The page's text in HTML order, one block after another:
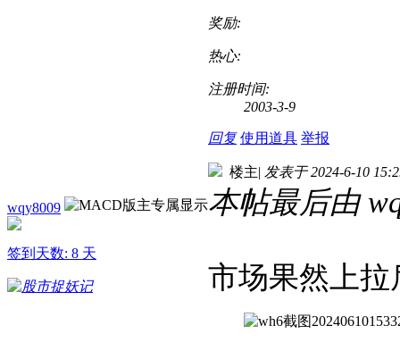
奖励:
热心:
注册时间:
2003-3-9
回复 使用道具 举报
wqy8009
签到天数: 8 天
楼主| 发表于 2024-6-10
本帖最后由
市场果然上